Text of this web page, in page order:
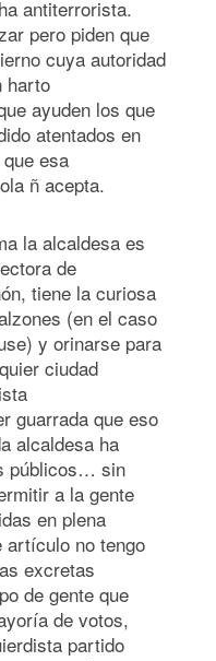
antiterrorista.
pero piden que
cuya autoridad
harto
ayuden los que
atentados en
esa
ñ acepta.
la alcaldesa es
de
tiene la curiosa
(en el caso
y orinarse para
ciudad
guarrada que eso
alcaldesa ha
públicos… sin
a la gente
en plena
artículo no tengo
excretas
de gente que
de votos,
partido